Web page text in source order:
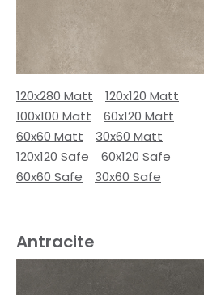
120x280 Matt
120x120 Matt
100x100 Matt
60x120 Matt
60x60 Matt
30x60 Matt
120x120 Safe
60x120 Safe
60x60 Safe
30x60 Safe
Antracite